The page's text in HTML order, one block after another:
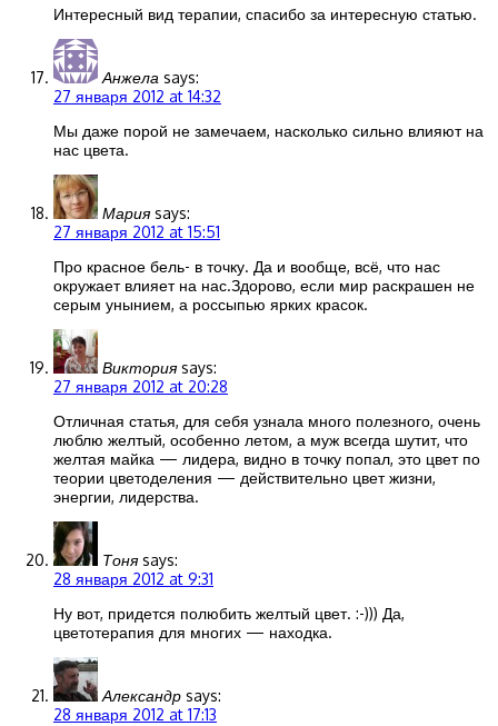
Интересный вид терапии, спасибо за интересную статью.
Анжела says:
27 января 2012 at 14:32
Мы даже порой не замечаем, насколько сильно влияют на
нас цвета.
Мария says:
27 января 2012 at 15:51
Про красное бель- в точку. Да и вообще, всё, что нас
окружает влияет на нас.Здорово, если мир раскрашен не
серым унынием, а россыпью ярких красок.
Виктория says:
27 января 2012 at 20:28
Отличная статья, для себя узнала много полезного, очень
люблю желтый, особенно летом, а муж всегда шутит, что
желтая майка — лидера, видно в точку попал, это цвет по
теории цветоделения — действительно цвет жизни,
энергии, лидерства.
Тоня says:
28 января 2012 at 9:31
Ну вот, придется полюбить желтый цвет. :-))) Да,
цветотерапия для многих — находка.
Александр says:
28 января 2012 at 17:13